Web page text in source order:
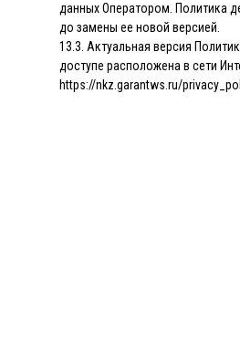
данных Оператором. Политика
до замены ее новой версией.
13.3. Актуальная версия
доступе расположена в сети
https://nkz.garantws.ru/